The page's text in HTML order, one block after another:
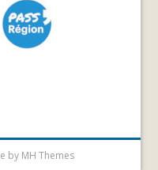
by MH Themes